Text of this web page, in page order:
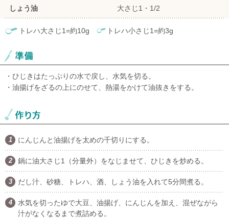
しょう油 大さじ1・1/2
トレハ大さじ1=約10g トレハ小さじ1=約3g
・ひじきはたっぷりの水で戻し、水気を切る。
・油揚げをざるの上にのせて、熱湯をかけて油抜きをする。
にんじんと油揚げを太めの千切りにする。
鍋に油大さじ1（分量外）をなじませて、ひじきを炒める。
だし汁、砂糖、トレハ、酒、しょう油を入れて5分間煮る。
水気を切ったゆで大豆、油揚げ、にんじんを加え、混ぜながら
汁がなくなるまで煮詰める。